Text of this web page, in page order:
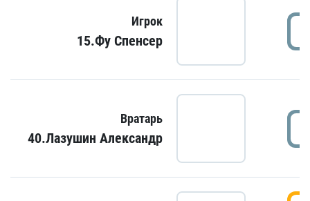
Игрок
15.Фу Спенсер
Вратарь
40.Лазушин Александр